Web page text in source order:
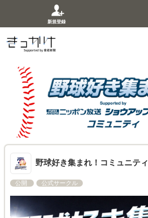
新規登録
野球好き集まれ！コミュニティ
公開 公式サークル